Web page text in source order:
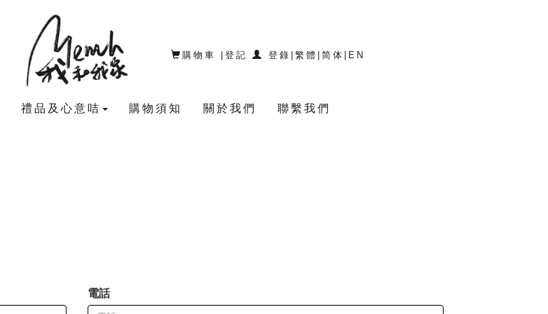
禮品及心意咭 購物須知 關於我們 聯繫我們
購物車 |登記 登錄 |繁體 |简体 EN
電話